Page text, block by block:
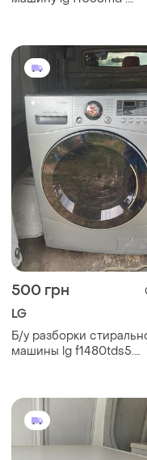
f1056md по запчастям
500 грн
LG
Б/у разборки
машины lg f1480tds5.
f1480tds5 по